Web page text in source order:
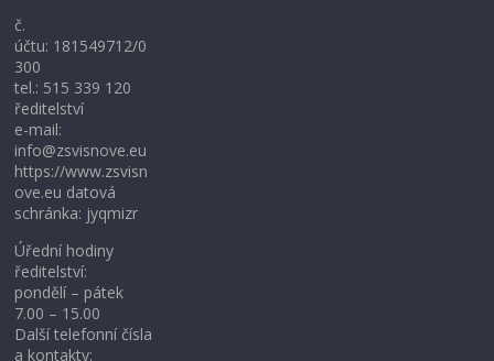
č.
účtu: 181549712/0
300
tel.: 515 339 120
ředitelství
e-mail:
info@zsvisnove.eu
https://www.zsvisn
ove.eu datová
schránka: jyqmizr
Úřední hodiny
ředitelství:
pondělí – pátek
7.00 – 15.00
Další telefonní čísla
a kontakty: